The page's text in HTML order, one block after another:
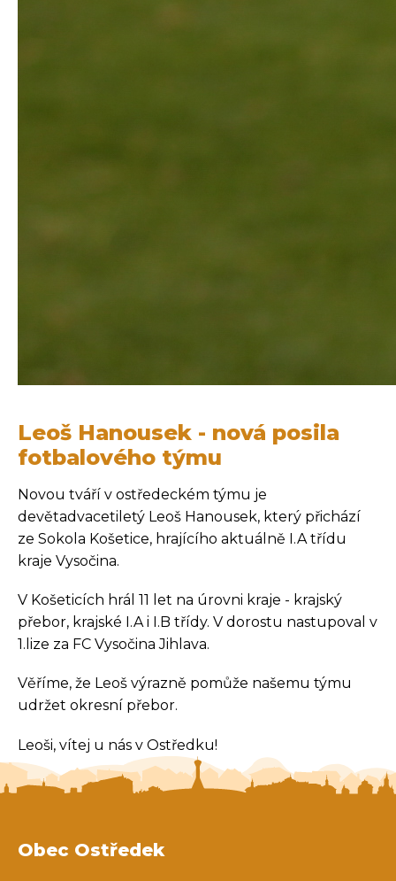
Leoš Hanousek - nová posila
fotbalového týmu
Novou tváří v ostředeckém týmu je
devětadvacetiletý Leoš Hanousek, který přichází
ze Sokola Košetice, hrajícího aktuálně I.A třídu
kraje Vysočina.
V Košeticích hrál 11 let na úrovni kraje - krajský
přebor, krajské I.A i I.B třídy. V dorostu nastupoval v
1.lize za FC Vysočina Jihlava.
Věříme, že Leoš výrazně pomůže našemu týmu
udržet okresní přebor.
Leoši, vítej u nás v Ostředku!
Obec Ostředek